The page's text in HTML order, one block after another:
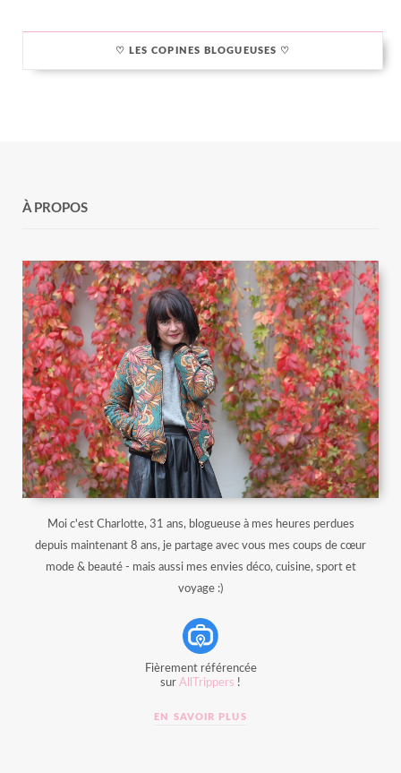
♡ LES COPINES BLOGUEUSES ♡
À PROPOS
Moi c'est Charlotte, 31 ans, blogueuse à mes heures perdues
depuis maintenant 8 ans, je partage avec vous mes coups de cœur
mode & beauté - mais aussi mes envies déco, cuisine, sport et
voyage :)
Fièrement référencée
sur AllTrippers !
EN SAVOIR PLUS